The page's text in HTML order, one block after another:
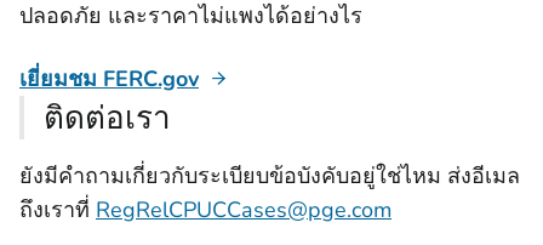
ปลอดภัย และราคาไม่แพงได้อย่างไร
เยี่ยมชม FERC.gov
ติดต่อเรา
ยังมีคำถามเกี่ยวกับระเบียบข้อบังคับอยู่ใช่ไหม ส่งอีเมล
ถึงเราที่ RegRelCPUCCases@pge.com